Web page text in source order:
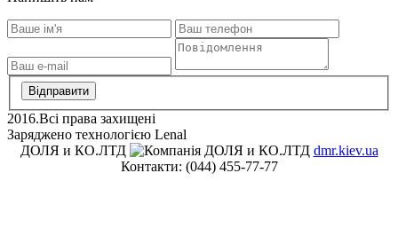
2016.Всі права захищені
Заряджено технологією Lenal
ДОЛЯ и КО.ЛТД
dmr.kiev.ua
Контакти: (044) 455-77-77